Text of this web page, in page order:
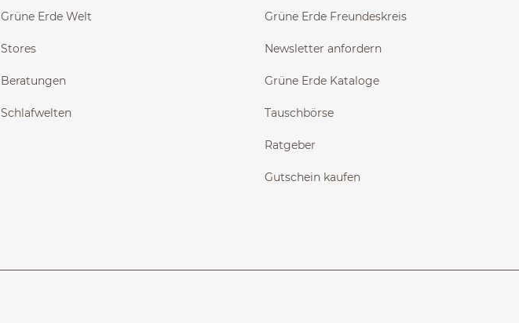
Grüne Erde Welt
Stores
Beratungen
Schlafwelten
Grüne Erde Freundeskreis
Newsletter anfordern
Grüne Erde Kataloge
Tauschbörse
Ratgeber
Gutschein kaufen